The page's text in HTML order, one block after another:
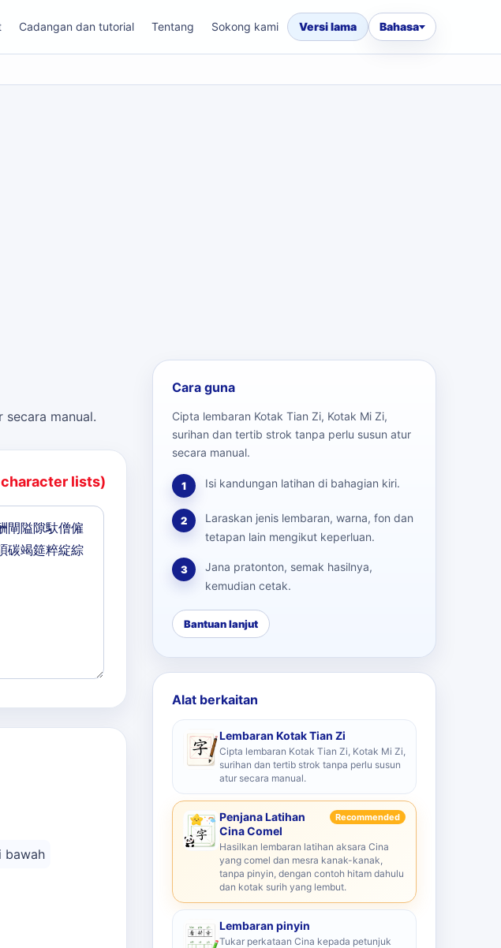
Cadangan dan tutorial Tentang Sokong kami Versi lama Bahasa
manual.
lists)
bawah
Cara guna
Cipta lembaran Kotak Tian Zi, Kotak Mi Zi,
surihan dan tertib strok tanpa perlu susun atur
secara manual.
1 Isi kandungan latihan di bahagian kiri.
2
Laraskan jenis lembaran, warna, fon dan
tetapan lain mengikut keperluan.
3
Jana pratonton, semak hasilnya,
kemudian cetak.
Bantuan lanjut
Alat berkaitan
Lembaran Kotak Tian Zi
Cipta lembaran Kotak Tian Zi, Kotak Mi Zi,
surihan dan tertib strok tanpa perlu susun
atur secara manual.
Penjana Latihan
Cina Comel
Recommended
Hasilkan lembaran latihan aksara Cina
yang comel dan mesra kanak-kanak,
tanpa pinyin, dengan contoh hitam dahulu
dan kotak surih yang lembut.
Lembaran pinyin
Tukar perkataan Cina kepada petunjuk